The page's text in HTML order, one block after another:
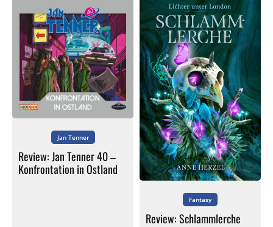
Jan Tenner
Review: Jan Tenner 40 –
Konfrontation in Ostland
Fantasy
Review: Schlammlerche